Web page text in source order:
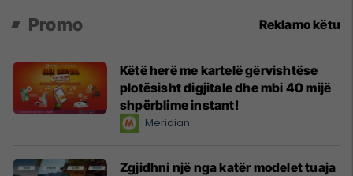
Promo Reklamo këtu
Këtë herë me kartelë gërvishtëse
plotësisht digjitale dhe mbi 40 mijë
shpërblime instant!
Meridian
Zgjidhni një nga katër modelet tuaja